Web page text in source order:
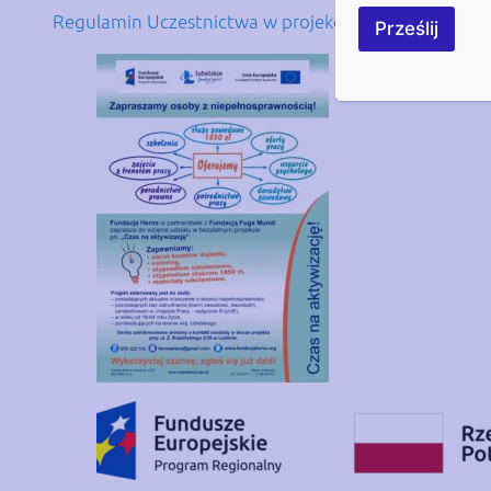
Regulamin Uczestnictwa w projekcie pn. Czas na
Prześlij